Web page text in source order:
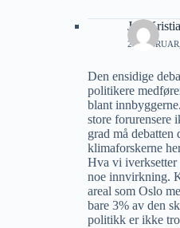
Jan
27
Den ensidige
politikere
blant
store forurensere
grad må debatten
klimaforskerne
Hva vi
noe innvirkning.
areal som Oslo
bare 3% av den
politikk er ikke